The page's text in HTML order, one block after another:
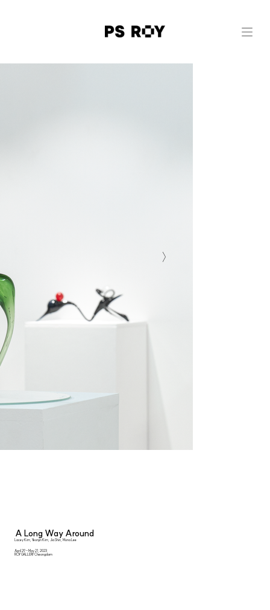
A Long Way Around
Lacey Kim, Yeonjin Kim, Jia Shin, Mona Lee
April 29 - May 21, 2023
ROY GALLERY Cheongdam